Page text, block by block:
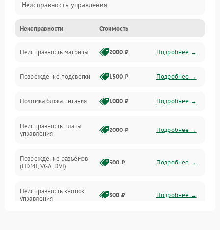
Неисправность управления
Неисправность интерфейсов
Прочие неисправности
Неисправность звука
Механические повреждения
Неисправности Стоимость
Неисправность матрицы 2000 ₽ Подробнее →
Повреждение подсветки 1500 ₽ Подробнее →
Поломка блока питания 1000 ₽ Подробнее →
Неисправность платы
управления
2000 ₽ Подробнее →
Повреждение разъемов
(HDMI, VGA, DVI)
500 ₽ Подробнее →
Неисправность кнопок
управления
500 ₽ Подробнее →